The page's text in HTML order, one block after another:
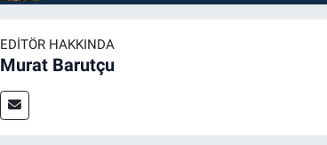
EDITÖR HAKKINDA
Murat Barutçu